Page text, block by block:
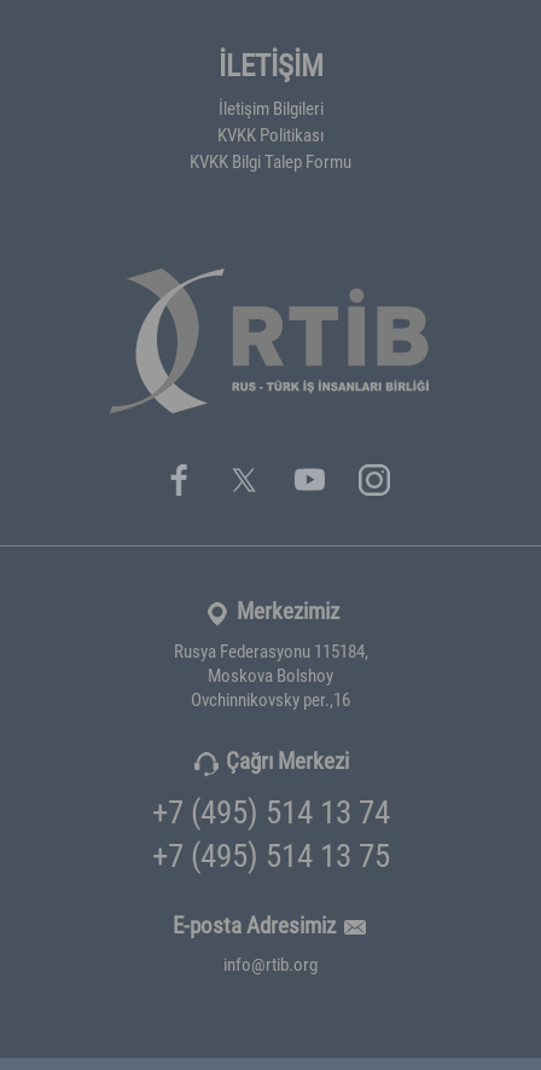
İLETİŞİM
İletişim Bilgileri
KVKK Politikası
KVKK Bilgi Talep Formu
Merkezimiz
Rusya Federasyonu 115184,
Moskova Bolshoy
Ovchinnikovsky per.,16
Çağrı Merkezi
+7 (495) 514 13 74
+7 (495) 514 13 75
E-posta Adresimiz
info@rtib.org